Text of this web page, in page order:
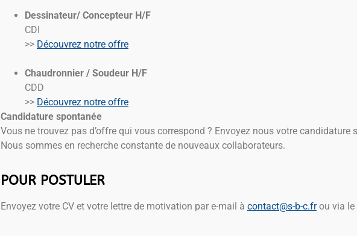
Dessinateur/ Concepteur H/F
CDI
>> Découvrez notre offre
Chaudronnier / Soudeur H/F
CDD
>> Découvrez notre offre
Candidature spontanée
Vous ne trouvez pas d’offre qui vous correspond ? Envoyez nous votre candidature
Nous sommes en recherche constante de nouveaux collaborateurs.
POUR POSTULER
Envoyez votre CV et votre lettre de motivation par e-mail à contact@s-b-c.frou via le